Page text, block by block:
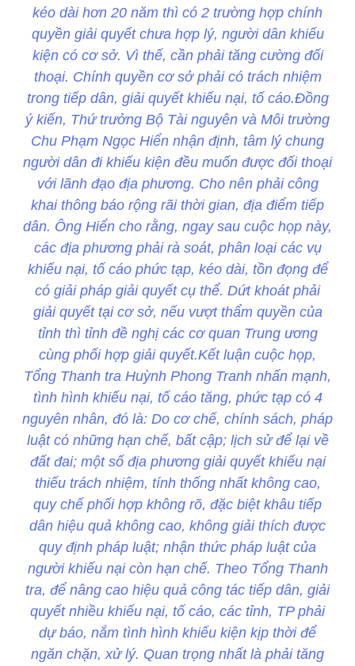
kéo dài hơn 20 năm thì có 2 trường hợp chính
quyền giải quyết chưa hợp lý, người dân khiếu
kiện có cơ sở. Vì thế, cần phải tăng cường đối
thoại. Chính quyền cơ sở phải có trách nhiệm
trong tiếp dân, giải quyết khiếu nại, tố cáo.Đồng
ý kiến, Thứ trưởng Bộ Tài nguyên và Môi trường
Chu Phạm Ngọc Hiển nhận định, tâm lý chung
người dân đi khiếu kiện đều muốn được đối thoại
với lãnh đạo địa phương. Cho nên phải công
khai thông báo rộng rãi thời gian, địa điểm tiếp
dân. Ông Hiển cho rằng, ngay sau cuộc họp này,
các địa phương phải rà soát, phân loại các vụ
khiếu nại, tố cáo phức tạp, kéo dài, tồn đọng để
có giải pháp giải quyết cụ thể. Dứt khoát phải
giải quyết tại cơ sở, nếu vượt thẩm quyền của
tỉnh thì tỉnh đề nghị các cơ quan Trung ương
cùng phối hợp giải quyết.Kết luận cuộc họp,
Tổng Thanh tra Huỳnh Phong Tranh nhấn mạnh,
tình hình khiếu nại, tố cáo tăng, phức tạp có 4
nguyên nhân, đó là: Do cơ chế, chính sách, pháp
luật có những hạn chế, bất cập; lịch sử để lại về
đất đai; một số địa phương giải quyết khiếu nại
thiếu trách nhiệm, tính thống nhất không cao,
quy chế phối hợp không rõ, đặc biệt khâu tiếp
dân hiệu quả không cao, không giải thích được
quy định pháp luật; nhận thức pháp luật của
người khiếu nại còn hạn chế. Theo Tổng Thanh
tra, để nâng cao hiệu quả công tác tiếp dân, giải
quyết nhiều khiếu nại, tố cáo, các tỉnh, TP phải
dự báo, nắm tình hình khiếu kiện kịp thời để
ngăn chặn, xử lý. Quan trọng nhất là phải tăng